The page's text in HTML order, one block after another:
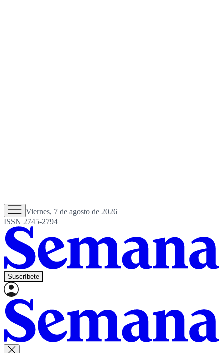
Viernes, 7 de agosto de 2026
ISSN 2745-2794
Suscríbete